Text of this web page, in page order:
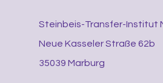
Steinbeis-Transfer-Institut
Neue Kasseler Straße 62b
35039 Marburg